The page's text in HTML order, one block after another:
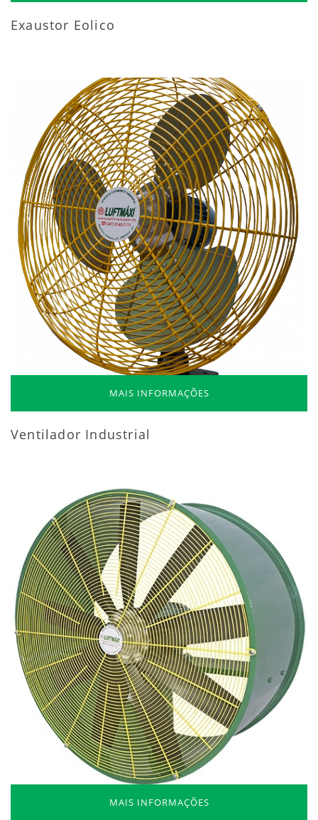
Exaustor Eolico
MAIS INFORMAÇÕES
Ventilador Industrial
MAIS INFORMAÇÕES